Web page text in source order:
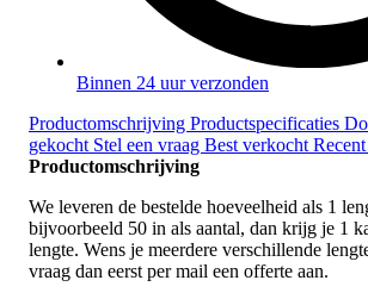
Binnen 24 uur verzonden
Productomschrijving Productspecificaties
gekocht Stel een vraag Best verkocht
Productomschrijving
We leveren de bestelde hoeveelheid als 1
bijvoorbeeld 50 in als aantal, dan krijg je 1
lengte. Wens je meerdere verschillende
vraag dan eerst per mail een offerte aan.